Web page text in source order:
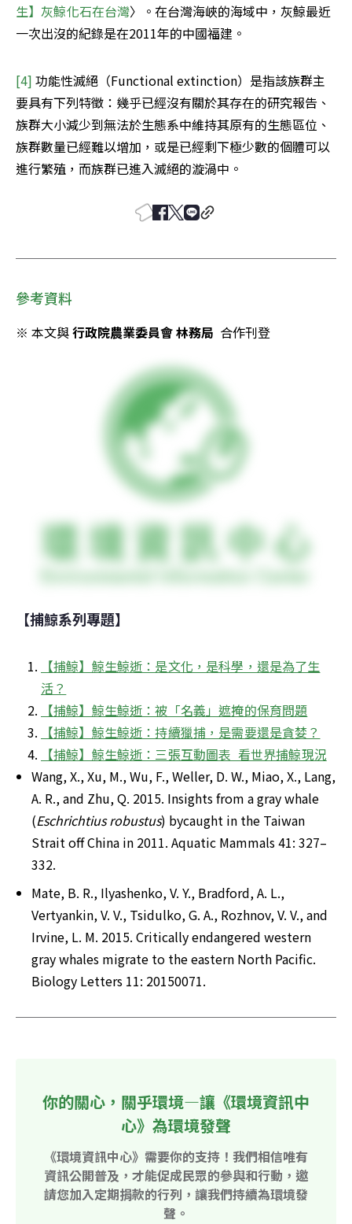
生】灰鯨化石在台灣〉。在台灣海峽的海域中，灰鯨最近
一次出沒的紀錄是在2011年的中國福建。
[4] 功能性滅絕（Functional extinction）是指該族群主
要具有下列特徵：幾乎已經沒有關於其存在的研究報告、
族群大小減少到無法於生態系中維持其原有的生態區位、
族群數量已經難以增加，或是已經剩下極少數的個體可以
進行繁殖，而族群已進入滅絕的漩渦中。
參考資料
※ 本文與 行政院農業委員會 林務局 合作刊登
【捕鯨系列專題】
【捕鯨】鯨生鯨逝：是文化，是科學，還是為了生
活？
【捕鯨】鯨生鯨逝：被「名義」遮掩的保育問題
【捕鯨】鯨生鯨逝：持續獵捕，是需要還是貪婪？
【捕鯨】鯨生鯨逝：三張互動圖表  看世界捕鯨現況
Wang, X., Xu, M., Wu, F., Weller, D. W., Miao, X., Lang,
A. R., and Zhu, Q. 2015. Insights from a gray whale
(Eschrichtius robustus) bycaught in the Taiwan
Strait off China in 2011. Aquatic Mammals 41: 327–
332.
Mate, B. R., Ilyashenko, V. Y., Bradford, A. L.,
Vertyankin, V. V., Tsidulko, G. A., Rozhnov, V. V., and
Irvine, L. M. 2015. Critically endangered western
gray whales migrate to the eastern North Pacific.
Biology Letters 11: 20150071.
你的關心，關乎環境—讓《環境資訊中
心》為環境發聲
《環境資訊中心》需要你的支持！我們相信唯有
資訊公開普及，才能促成民眾的參與和行動，邀
請您加入定期捐款的行列，讓我們持續為環境發
聲。